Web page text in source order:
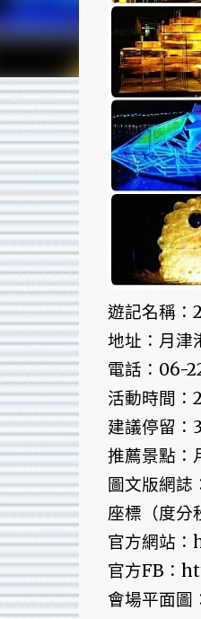
遊記名稱：
地址：月津
電話：06-
活動時間：
建議停留：
推薦景點：
圖文版網誌
座標（度分
官方網站
官方FB：
會場平面